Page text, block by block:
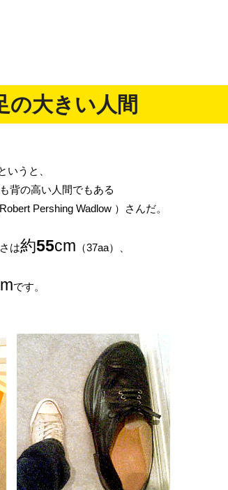
大きい人間
いうと、
背の高い人間でもある
Pershing Wadlow ）さんだ。
は約55cm （37aa）、
です。